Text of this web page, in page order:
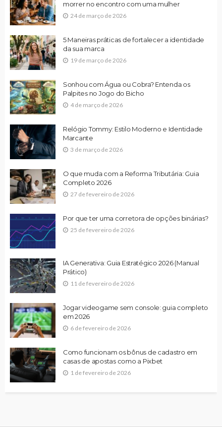
morrer no encontro com uma mulher
24 de março de 2026
5 Maneiras práticas de fortalecer a identidade
da sua marca
19 de março de 2026
Sonhou com Água ou Cobra? Entenda os
Palpites no Jogo do Bicho
4 de março de 2026
Relógio Tommy: Estilo Moderno e Identidade
Marcante
3 de março de 2026
O que muda com a Reforma Tributária: Guia
Completo 2026
27 de fevereiro de 2026
Por que ter uma corretora de opções binárias?
25 de fevereiro de 2026
IA Generativa: Guia Estratégico 2026 (Manual
Prático)
11 de fevereiro de 2026
Jogar videogame sem console: guia completo
em 2026
6 de fevereiro de 2026
Como funcionam os bônus de cadastro em
casas de apostas como a Pixbet
1 de fevereiro de 2026